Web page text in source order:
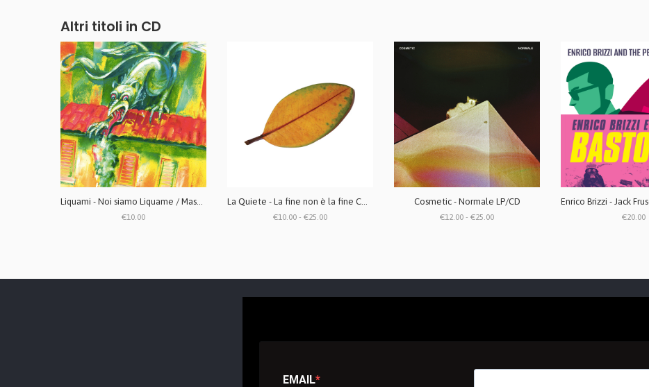
Altri titoli in CD
€10.00 €10.00 - €25.00
Cosmetic - Normale LP/CD
€12.00 - €25.00 €20.00
EMAIL